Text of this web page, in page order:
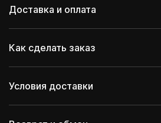
Доставка и оплата
Как сделать заказ
Условия доставки